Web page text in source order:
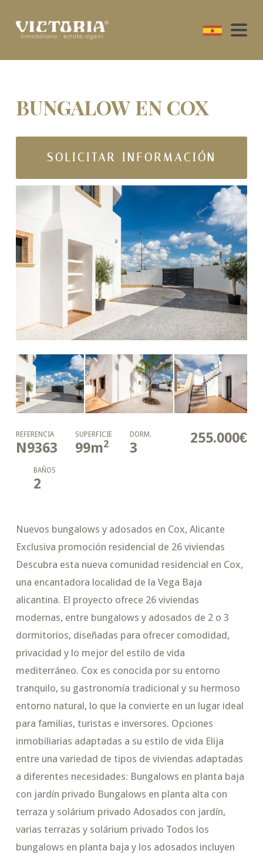
BUNGALOW EN COX
SOLICITAR INFORMACIÓN
255.000€
REFERENCIA
N9363
SUPERFICIE
99m2
DORM.
3
BAÑOS
2
Nuevos bungalows y adosados en Cox, Alicante
Exclusiva promoción residencial de 26 viviendas
Descubra esta nueva comunidad residencial en Cox,
una encantadora localidad de la Vega Baja
alicantina. El proyecto ofrece 26 viviendas
modernas, entre bungalows y adosados de 2 o 3
dormitorios, diseñadas para ofrecer comodidad,
privacidad y lo mejor del estilo de vida
mediterráneo. Cox es conocida por su entorno
tranquilo, su gastronomía tradicional y su hermoso
entorno natural, lo que la convierte en un lugar ideal
para familias, turistas e inversores. Opciones
inmobiliarias adaptadas a su estilo de vida Elija
entre una variedad de tipos de viviendas adaptadas
a diferentes necesidades: Bungalows en planta baja
con jardín privado Bungalows en planta alta con
terraza y solárium privado Adosados con jardín,
varias terrazas y solárium privado Todos los
bungalows en planta baja y los adosados incluyen